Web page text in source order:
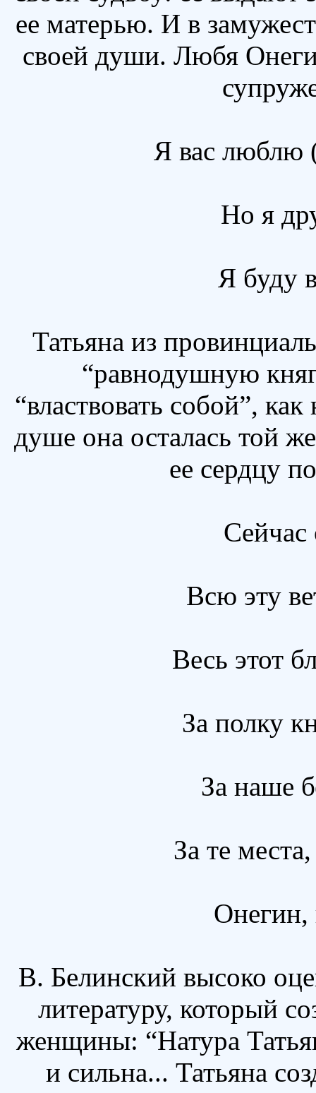
ее матерью. И в
своей души. Любя
Я вас люблю
Но я
Я буду
Татьяна из
“равнодушную
“властвовать собой”,
душе она осталась той
ее сердцу
Сейчас
Всю эту
Весь этот
За полку
За наше
За те
Онегин,
В. Белинский высоко
литературу, который
женщины: “Натура
и сильна... Татьяна